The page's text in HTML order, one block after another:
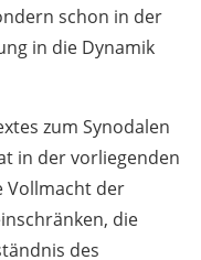
schon in der
in die Dynamik
zum Synodalen
in der vorliegenden
Vollmacht der
die
des